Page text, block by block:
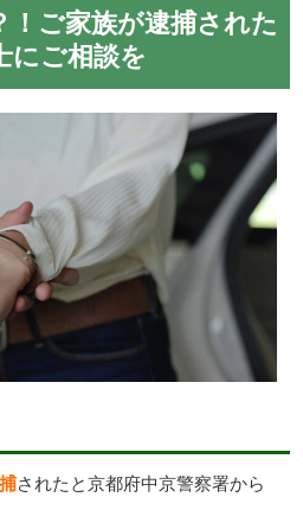
！ご家族が逮捕された
にご相談を
されたと京都府中京警察署から